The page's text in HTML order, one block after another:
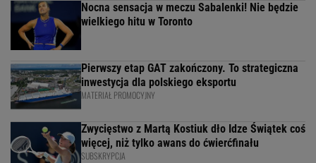
Nocna sensacja w meczu Sabalenki! Nie będzie
wielkiego hitu w Toronto
Pierwszy etap GAT zakończony. To strategiczna
inwestycja dla polskiego eksportu
MATERIAŁ PROMOCYJNY
Zwycięstwo z Martą Kostiuk dło Idze Świątek coś
więcej, niż tylko awans do ćwierćfinału
SUBSKRYPCJA